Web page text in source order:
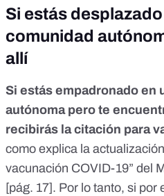
Si estás
comunidad
allí
Si estás empadronado en
autónoma pero te
recibirás la citación para
como explica la
vacunación COVID-19” del
[pág. 17]. Por lo tanto, si por